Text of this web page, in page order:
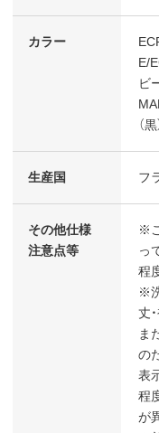
カラー
E/
ビ
（
生産国 フ
その他仕様
注意点等
※
っ
程
※
丈
ま
の
表
程
が